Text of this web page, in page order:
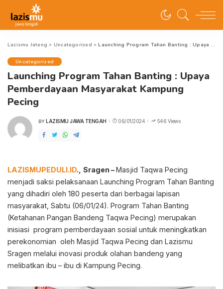
Lazismu Jateng > Uncategorized >Launching Program Tahan Banting : Upaya Pemberdayaan Masyarakat Kampung Pecing
Uncategorized
Launching Program Tahan Banting : Upaya
Pemberdayaan Masyarakat Kampung
Pecing
POSTED
BY LAZISMU JAWA TENGAH 06/01/2024 546 Views
LAZISMUPEDULI.ID., Sragen –Masjid Taqwa Pecing
menjadi saksi pelaksanaan Launching Program Tahan Banting
yang dihadiri oleh 180 peserta dari berbagai lapisan
masyarakat, Sabtu (06/01/24). Program Tahan Banting
(Ketahanan Pangan Bandeng Taqwa Pecing) merupakan
inisiasi program pemberdayaan sosial untuk meningkatkan
perekonomian oleh Masjid Taqwa Pecing dan Lazismu
Sragen melalui inovasi produk olahan bandeng yang
melibatkan ibu – ibu di Kampung Pecing.